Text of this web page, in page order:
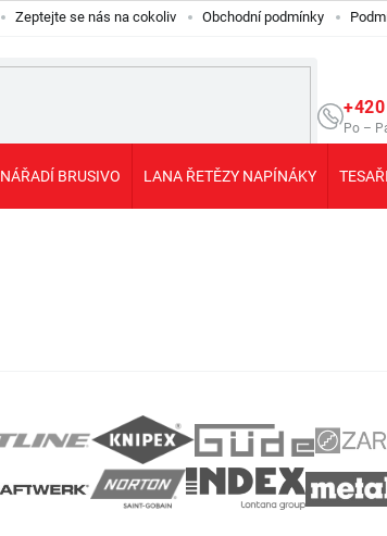
Zeptejte se nás na cokoliv Obchodní podmínky
Po –
NÁŘADÍ BRUSIVO LANA ŘETĚZY NAPÍNÁKY